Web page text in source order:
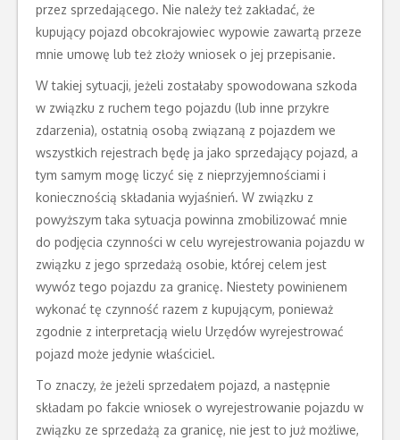
przez sprzedającego. Nie należy też zakładać, że
kupujący pojazd obcokrajowiec wypowie zawartą przeze
mnie umowę lub też złoży wniosek o jej przepisanie.
W takiej sytuacji, jeżeli zostałaby spowodowana szkoda
w związku z ruchem tego pojazdu (lub inne przykre
zdarzenia), ostatnią osobą związaną z pojazdem we
wszystkich rejestrach będę ja jako sprzedający pojazd, a
tym samym mogę liczyć się z nieprzyjemnościami i
koniecznością składania wyjaśnień. W związku z
powyższym taka sytuacja powinna zmobilizować mnie
do podjęcia czynności w celu wyrejestrowania pojazdu w
związku z jego sprzedażą osobie, której celem jest
wywóz tego pojazdu za granicę. Niestety powinienem
wykonać tę czynność razem z kupującym, ponieważ
zgodnie z interpretacją wielu Urzędów wyrejestrować
pojazd może jedynie właściciel.
To znaczy, że jeżeli sprzedałem pojazd, a następnie
składam po fakcie wniosek o wyrejestrowanie pojazdu w
związku ze sprzedażą za granicę, nie jest to już możliwe,